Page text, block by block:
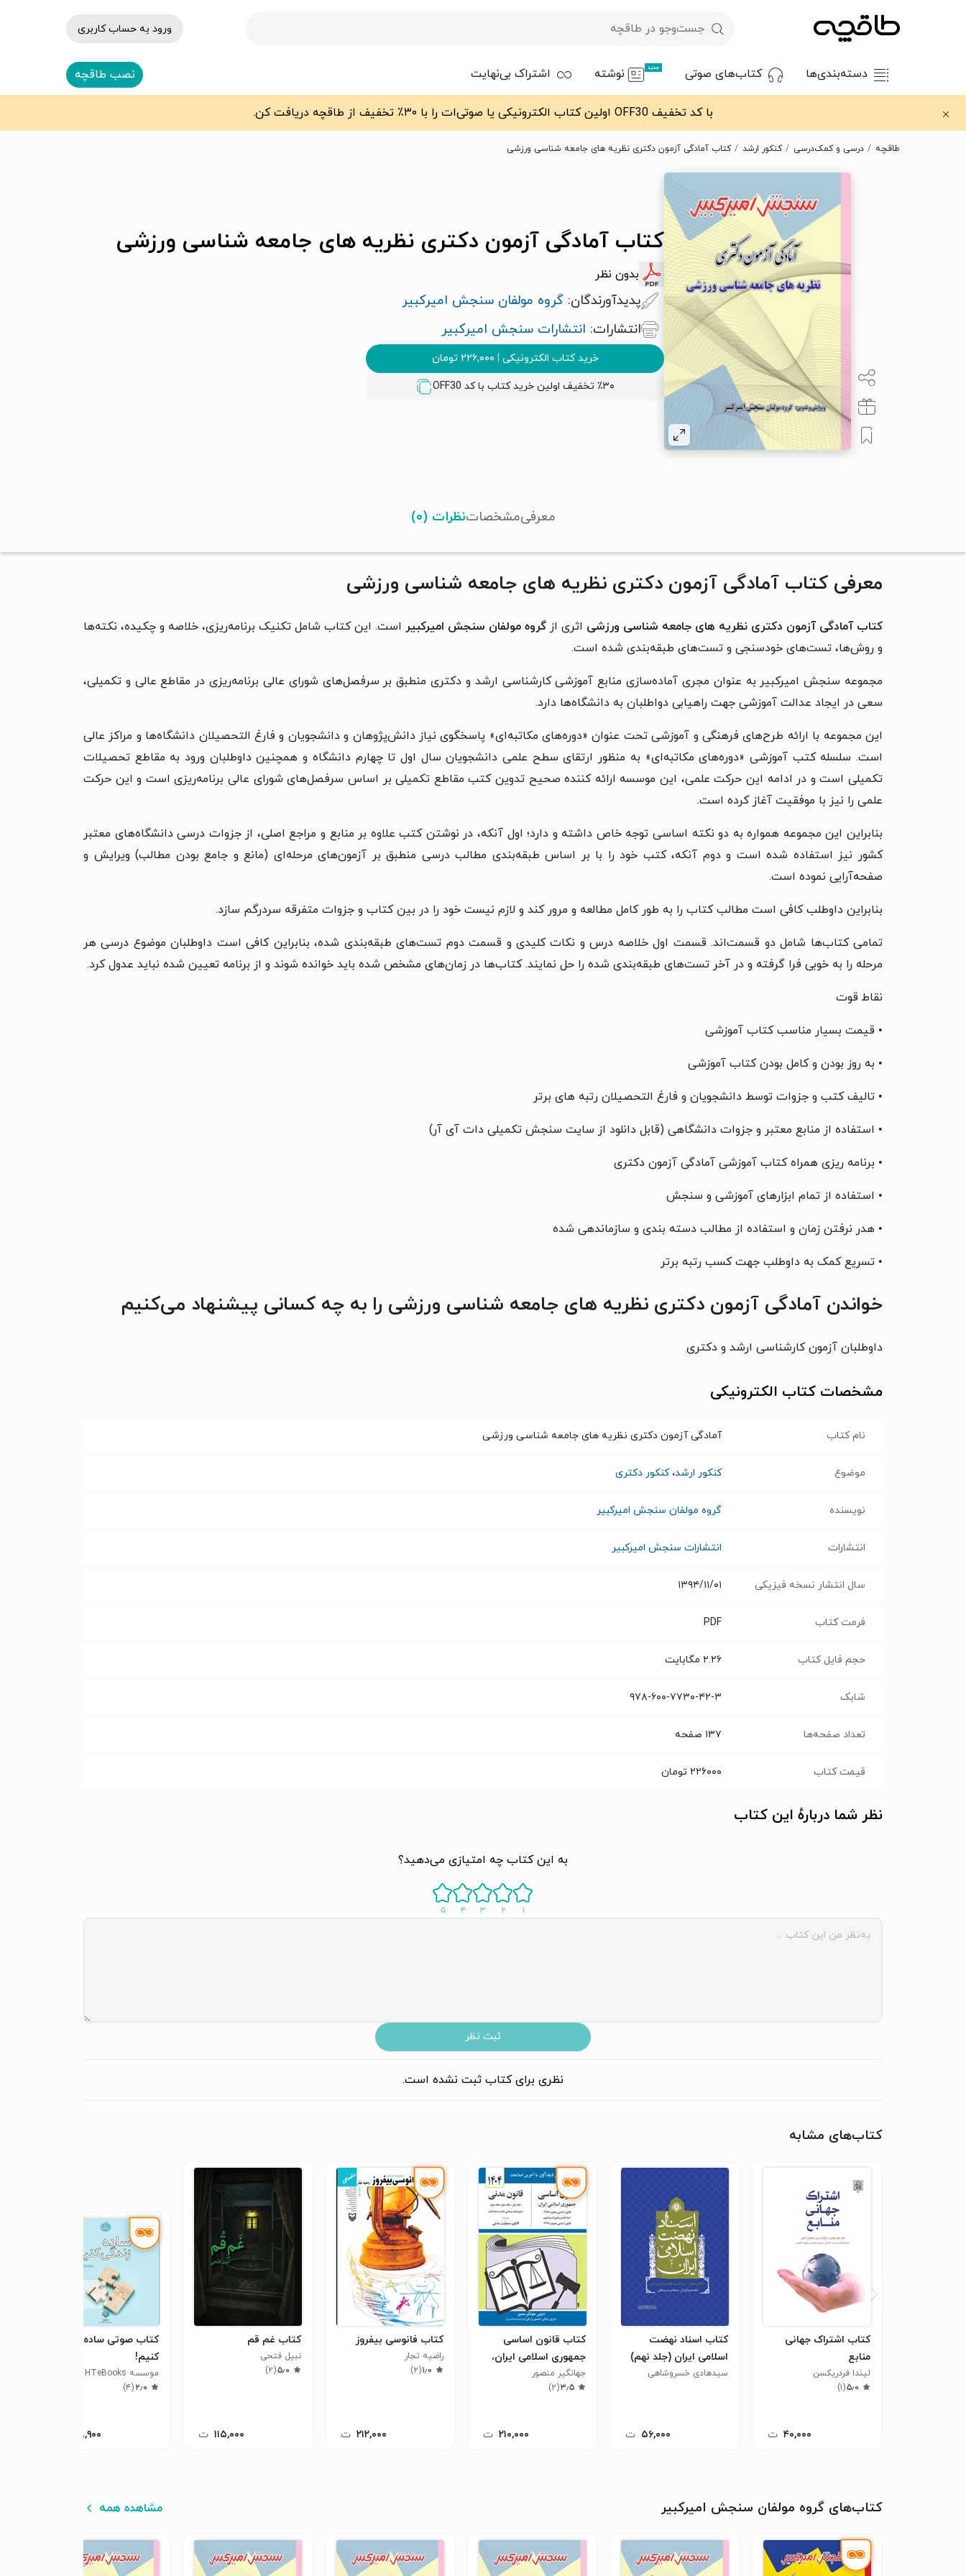
ورود به حساب کاربری
دسته‌بندی‌ها کتاب‌های صوتی جدید نوشته اشتراک بی‌نهایت نصب طاقچه
با کد تخفیف OFF30 اولین کتاب الکترونیکی یا صوتی‌ات را با ۳۰٪ تخفیف از طاقچه دریافت کن.
طاقچه درسی و کمک‌درسی کنکور ارشد کتاب آمادگی آزمون دکتری نظریه های جامعه شناسی ورزشی
کتاب آمادگی آزمون دکتری نظریه های جامعه شناسی ورزشی
بدون نظر
پدیدآورندگان: گروه مولفان سنجش امیرکبیر
انتشارات: انتشارات سنجش امیرکبیر
خرید کتاب الکترونیکی | ۲۲۶,۰۰۰ تومان
٪۳۰ تخفیف اولین خرید کتاب با کد OFF30
معرفیمشخصاتنظرات (۰)
معرفی کتاب آمادگی آزمون دکتری نظریه های جامعه شناسی ورزشی
کتاب آمادگی آزمون دکتری نظریه های جامعه شناسی ورزشی اثری از گروه مولفان سنجش امیرکبیر است. این کتاب شامل تکنیک برنامه‌ریزی، خلاصه و چکیده، نکته‌ها
و روش‌ها، تست‌های خودسنجی و تست‌های طبقه‌بندی شده است.
مجموعه سنجش امیرکبیر به عنوان مجری آماده‌سازی منابع آموزشی کارشناسی ارشد و دکتری منطبق بر سرفصل‌های شورای عالی برنامه‌ریزی در مقاطع عالی و تکمیلی،
سعی در ایجاد عدالت آموزشی جهت راهیابی دواطلبان به دانشگاه‌ها دارد.
این مجموعه با ارائه طرح‌های فرهنگی و آموزشی تحت عنوان «دوره‌های مکاتبه‌ای» پاسخگوی نیاز دانش‌پژوهان و دانشجویان و فارغ التحصیلان دانشگاه‌ها و مراکز عالی
است. سلسله کتب آموزشی «دوره‌های مکاتبه‌ای» به منظور ارتقای سطح علمی دانشجویان سال اول تا چهارم دانشگاه و همچنین داوطلبان ورود به مقاطع تحصیلات
تکمیلی است و در ادامه این حرکت علمی، این موسسه ارائه کننده صحیح تدوین کتب مقاطع تکمیلی بر اساس سرفصل‌های شورای عالی برنامه‌ریزی است و این حرکت
علمی را نیز با موفقیت آغاز کرده است.
بنابراین این مجموعه همواره به دو نکته اساسی توجه خاص داشته و دارد؛ اول آنکه، در نوشتن کتب علاوه بر منابع و مراجع اصلی، از جزوات درسی دانشگاه‌های معتبر
کشور نیز استفاده شده است و دوم آنکه، کتب خود را با بر اساس طبقه‌بندی مطالب درسی منطبق بر آزمون‌های مرحله‌ای (مانع و جامع بودن مطالب) ویرایش و
صفحه‌آرایی نموده است.
بنابراین داوطلب کافی است مطالب کتاب را به طور کامل مطالعه و مرور کند و لازم نیست خود را در بین کتاب و جزوات متفرقه سردرگم سازد.
تمامی کتاب‌ها شامل دو قسمت‌اند. قسمت اول خلاصه درس و نکات کلیدی و قسمت دوم تست‌های طبقه‌بندی شده، بنابراین کافی است داوطلبان موضوع درسی هر
مرحله را به خوبی فرا گرفته و در آخر تست‌های طبقه‌بندی شده را حل نمایند. کتاب‌ها در زمان‌های مشخص شده باید خوانده شوند و از برنامه تعیین شده نباید عدول کرد.
نقاط قوت
• قیمت بسیار مناسب کتاب آموزشی
• به روز بودن و کامل بودن کتاب آموزشی
• تالیف کتب و جزوات توسط دانشجویان و فارغ التحصیلان رتبه های برتر
• استفاده از منابع معتبر و جزوات دانشگاهی (قابل دانلود از سایت سنجش تکمیلی دات آی آر)
• برنامه ریزی همراه کتاب آموزشی آمادگی آزمون دکتری
• استفاده از تمام ابزارهای آموزشی و سنجش
• هدر نرفتن زمان و استفاده از مطالب دسته بندی و سازماندهی شده
• تسریع کمک به داوطلب جهت کسب رتبه برتر
خواندن آمادگی آزمون دکتری نظریه های جامعه شناسی ورزشی را به چه کسانی پیشنهاد می‌کنیم
داوطلبان آزمون کارشناسی ارشد و دکتری
مشخصات کتاب الکترونیکی
نام کتاب آمادگی آزمون دکتری نظریه های جامعه شناسی ورزشی
موضوع کنکور ارشد،کنکور دکتری
نویسنده گروه مولفان سنجش امیرکبیر
انتشارات انتشارات سنجش امیرکبیر
سال انتشار نسخه فیزیکی ۱۳۹۴/۱۱/۰۱
فرمت کتاب PDF
حجم فایل کتاب ۲.۲۶ مگابایت
شابک ۹۷۸-۶۰۰-۷۷۳۰-۴۲-۳
تعداد صفحه‌ها ۱۳۷ صفحه
قیمت کتاب ۲۲۶۰۰۰ تومان
نظر شما دربارهٔ این کتاب
به این کتاب چه امتیازی می‌دهید؟
۱ ۲ ۳ ۴ ۵
ثبت نظر
نظری برای کتاب ثبت نشده است.
کتاب‌های مشابه
کتاب اشتراک جهانی
منابع
لیندا فردریکسن
۵٫۰(۱)
۴۰,۰۰۰ ت
کتاب اسناد نهضت
اسلامی ایران (جلد نهم)
سیدهادی خسروشاهی
۵۶,۰۰۰ ت
کتاب قانون اساسی
جمهوری اسلامی ایران،
قانون مدنی (جلد اول،
دوم و سوم)
جهانگیر منصور
۳٫۵(۲)
۲۱۰,۰۰۰ ت
کتاب فانوسی بیفروز
راضیه تجار
۱٫۰(۲)
۲۱۲,۰۰۰ ت
کتاب غم قم
نبیل فتحی
۵٫۰(۲)
۱۱۵,۰۰۰ ت
کتاب صوتی ساده زندگی
کنیم!
موسسه HTeBooks
۲٫۰(۴)
۳۸,۹۰۰
کتاب‌های گروه مولفان سنجش امیرکبیر مشاهده همه